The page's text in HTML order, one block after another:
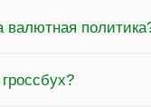
валютная